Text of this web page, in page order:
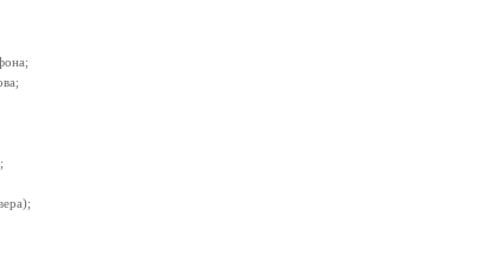
трансфер;
(Intercom);